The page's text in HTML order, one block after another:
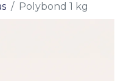
Polybond 1 kg